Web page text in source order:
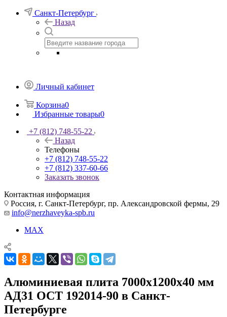
Санкт-Петербург
Назад
Личный кабинет
Корзина0
Избранные товары0
+7 (812) 748-55-22
Назад
Телефоны
+7 (812) 748-55-22
+7 (812) 337-60-66
Заказать звонок
Контактная информация
Россия, г. Санкт-Петербург, пр. Александровской фермы, 29
info@nerzhaveyka-spb.ru
MAX
Алюминиевая плита 7000х1200х40 мм
АД31 ОСТ 192014-90 в Санкт-
Петербурге